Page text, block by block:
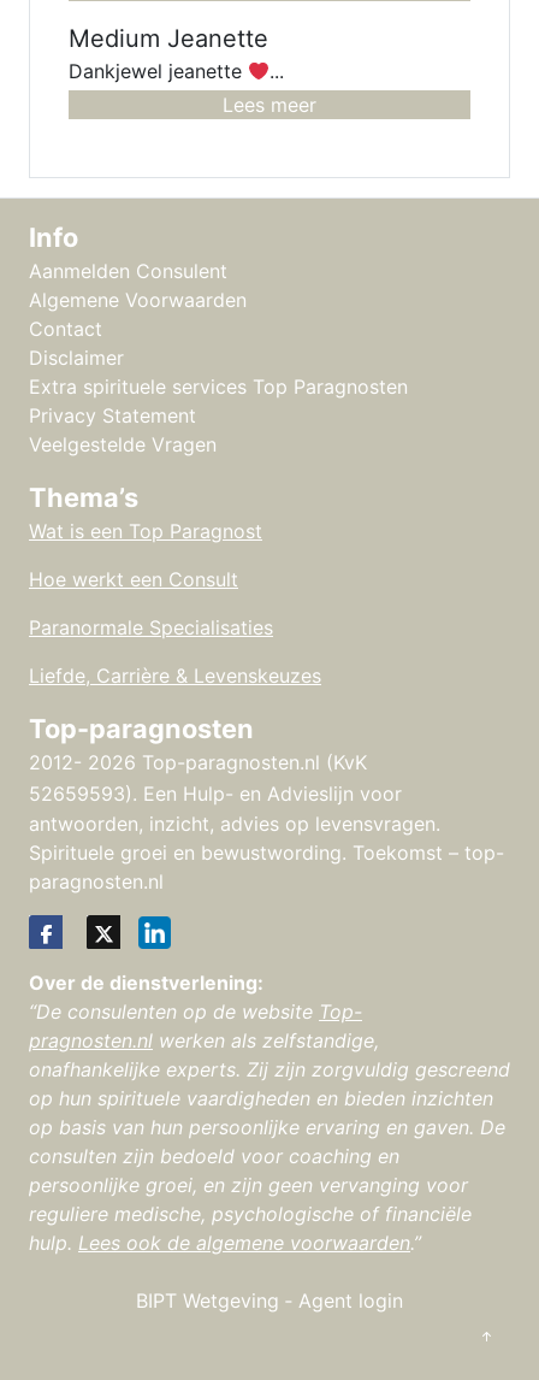
Medium Jeanette
Dankjewel jeanette
...
Lees meer
Info
Aanmelden Consulent
Algemene Voorwaarden
Contact
Disclaimer
Extra spirituele services Top Paragnosten
Privacy Statement
Veelgestelde Vragen
Thema’s
Wat is een Top Paragnost
Hoe werkt een Consult
Paranormale Specialisaties
Liefde, Carrière & Levenskeuzes
Top-paragnosten
2012- 2026 Top-paragnosten.nl (KvK
52659593). Een Hulp- en Advieslijn voor
antwoorden, inzicht, advies op levensvragen.
Spirituele groei en bewustwording. Toekomst – top-
paragnosten.nl
Over de dienstverlening:
“De consulenten op de website Top-
pragnosten.nl werken als zelfstandige,
onafhankelijke experts. Zij zijn zorgvuldig gescreend
op hun spirituele vaardigheden en bieden inzichten
op basis van hun persoonlijke ervaring en gaven. De
consulten zijn bedoeld voor coaching en
persoonlijke groei, en zijn geen vervanging voor
reguliere medische, psychologische of financiële
hulp. Lees ook de algemene voorwaarden.”
BIPT Wetgeving ‐ Agent login